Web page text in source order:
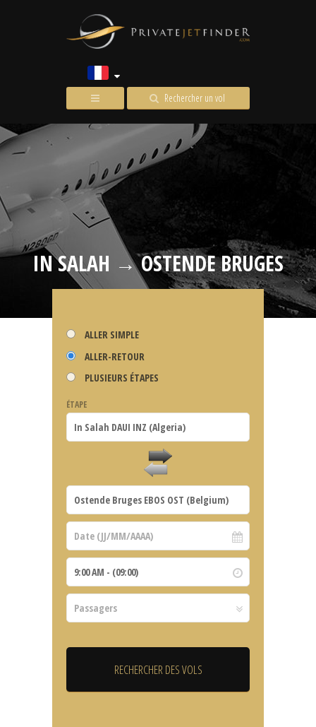
Rechercher un vol
IN SALAH → OSTENDE BRUGES
ALLER SIMPLE
ALLER-RETOUR
PLUSIEURS ÉTAPES
ÉTAPE